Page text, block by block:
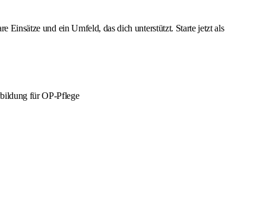
Einsätze und ein Umfeld, das dich unterstützt. Starte jetzt als
für OP-Pflege